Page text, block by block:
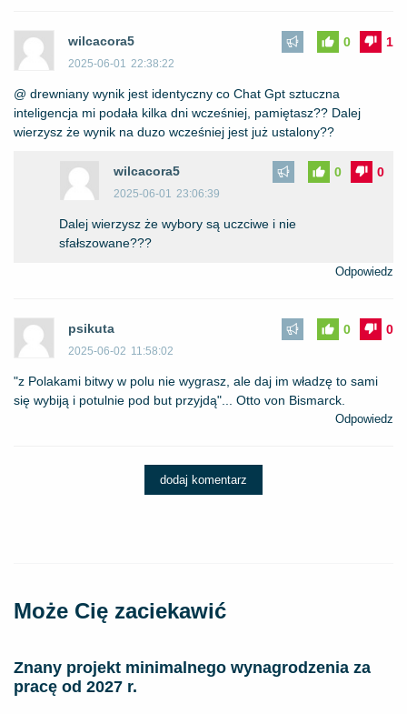
wilcacora5
2025-06-01 22:38:22
1
0
@ drewniany wynik jest identyczny co Chat Gpt sztuczna
inteligencja mi podała kilka dni wcześniej, pamiętasz?? Dalej
wierzysz że wynik na duzo wcześniej jest już ustalony??
wilcacora5
2025-06-01 23:06:39
0
0
Dalej wierzysz że wybory są uczciwe i nie
sfałszowane???
Odpowiedz
psikuta
2025-06-02 11:58:02
0
0
"z Polakami bitwy w polu nie wygrasz, ale daj im władzę to sami
się wybiją i potulnie pod but przyjdą"... Otto von Bismarck.
Odpowiedz
dodaj komentarz
Może Cię zaciekawić
Znany projekt minimalnego wynagrodzenia za
pracę od 2027 r.